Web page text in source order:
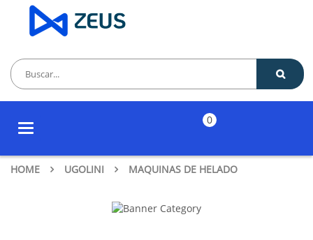
Toggle
0
HOME UGOLINI MAQUINAS DE HELADO